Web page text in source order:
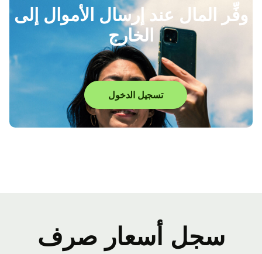
وفِّر المال عند إرسال الأموال إلى
الخارج
تسجيل الدخول
سجل أسعار صرف